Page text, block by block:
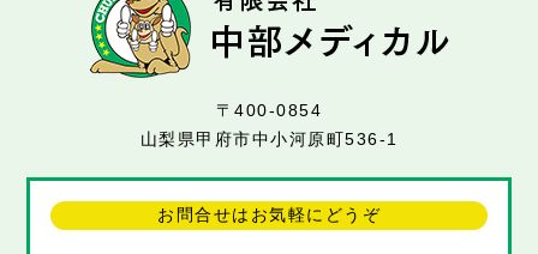
〒400-0854
山梨県甲府市中小河原町536-1
お問合せはお気軽にどうぞ